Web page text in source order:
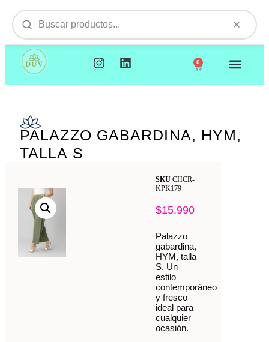
0
PALAZZO GABARDINA, HYM,
TALLA S
SKUCHCR-
KPK179
$15.990
Palazzo
gabardina,
HYM, talla
S. Un
estilo
contemporáneo
y fresco
ideal para
cualquier
ocasión.